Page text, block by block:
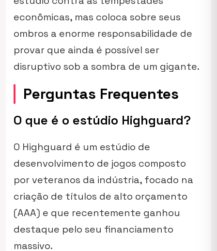
econômicas, mas coloca sobre seus
ombros a enorme responsabilidade de
provar que ainda é possível ser
disruptivo sob a sombra de um gigante.
Perguntas Frequentes
O que é o estúdio Highguard?
O Highguard é um estúdio de
desenvolvimento de jogos composto
por veteranos da indústria, focado na
criação de títulos de alto orçamento
(AAA) e que recentemente ganhou
destaque pelo seu financiamento
massivo.